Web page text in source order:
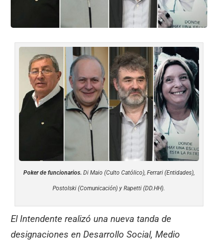
Poker de funcionarios. Di Maio (Culto Católico), Ferrari (Entidades),
Postolski (Comunicación) y Rapetti (DD.HH).
El Intendente realizó una nueva tanda de
designaciones en Desarrollo Social, Medio